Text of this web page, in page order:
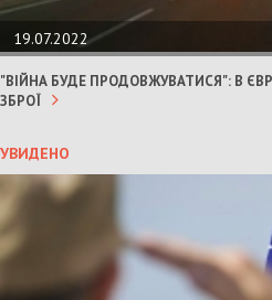
19.07.2022
"ВІЙНА БУДЕ ПРОДОВЖУВАТИСЯ": В
ЗБРОЇ
УВИДЕНО